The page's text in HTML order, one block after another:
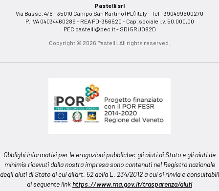
Pastelli srl
Via Basse, 4/6 - 35010 Campo San Martino (PD) Italy - Tel +390499600270
P. IVA 04034460289 - REA PD-356520 - Cap. sociale i.v. 50.000,00
PEC pastelli@pec.it- SDI 5RUO82D
Copyright © 2026 Pastelli. All rights reserved.
Obblighi informativi per le erogazioni pubbliche: gli aiuti di Stato e gli aiuti de
minimis ricevuti dalla nostra impresa sono contenuti nel Registro nazionale
degli aiuti di Stato di cui all’art. 52 della L. 234/2012 a cui si rinvia e consultabili
al seguente linkhttps://www.rna.gov.it/trasparenza/aiuti